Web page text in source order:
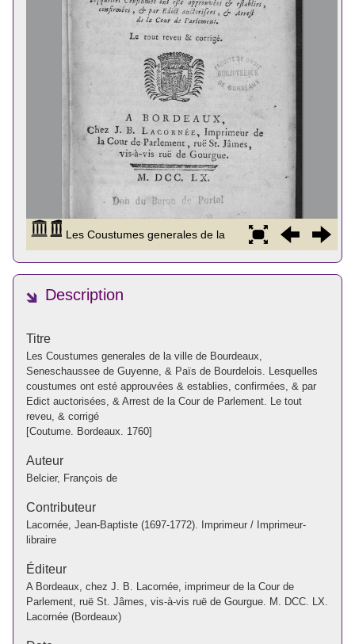
Description
Titre
Les Coustumes generales de la ville de Bourdeaux,
Seneschaussee de Guyenne, & Païs de Bourdelois. Lesquelles
coustumes ont esté approuvées & establies, confirmées, & par
Edict auctorisées, & Arrest de la Cour de Parlement. Le tout
reveu, & corrigé
[Coutume. Bordeaux. 1760]
Auteur
Belcier, François de
Contributeur
Lacornée, Jean-Baptiste (1697-1772). Imprimeur / Imprimeur-
libraire
Éditeur
A Bordeaux, chez J. B. Lacornée, imprimeur de la Cour de
Parlement, ruë St. Jâmes, vis-à-vis ruë de Gourgue. M. DCC. LX.
Lacornée (Bordeaux)